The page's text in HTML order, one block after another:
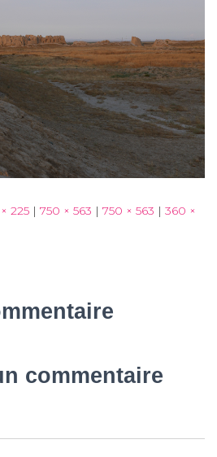
225 | 750 × 563 | 750 × 563 | 360 ×
commentaire